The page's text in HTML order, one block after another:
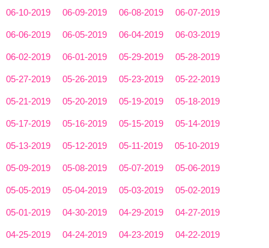
06-10-2019 06-09-2019 06-08-2019 06-07-2019
06-06-2019 06-05-2019 06-04-2019 06-03-2019
06-02-2019 06-01-2019 05-29-2019 05-28-2019
05-27-2019 05-26-2019 05-23-2019 05-22-2019
05-21-2019 05-20-2019 05-19-2019 05-18-2019
05-17-2019 05-16-2019 05-15-2019 05-14-2019
05-13-2019 05-12-2019 05-11-2019 05-10-2019
05-09-2019 05-08-2019 05-07-2019 05-06-2019
05-05-2019 05-04-2019 05-03-2019 05-02-2019
05-01-2019 04-30-2019 04-29-2019 04-27-2019
04-25-2019 04-24-2019 04-23-2019 04-22-2019